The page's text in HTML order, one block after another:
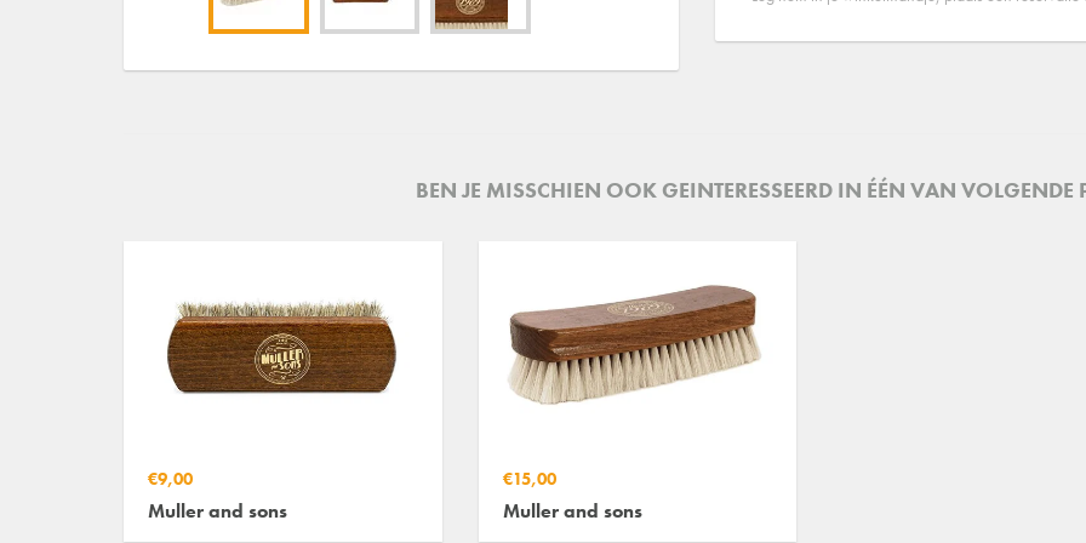
BEN JE MISSCHIEN OOK GEINTERESSEERD IN ÉÉN VAN VOLGENDE
€9,00
Muller and sons
€15,00
Muller and sons